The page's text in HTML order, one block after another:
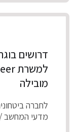
דרושים
מובילה
לחברה
מדעי המחשב /